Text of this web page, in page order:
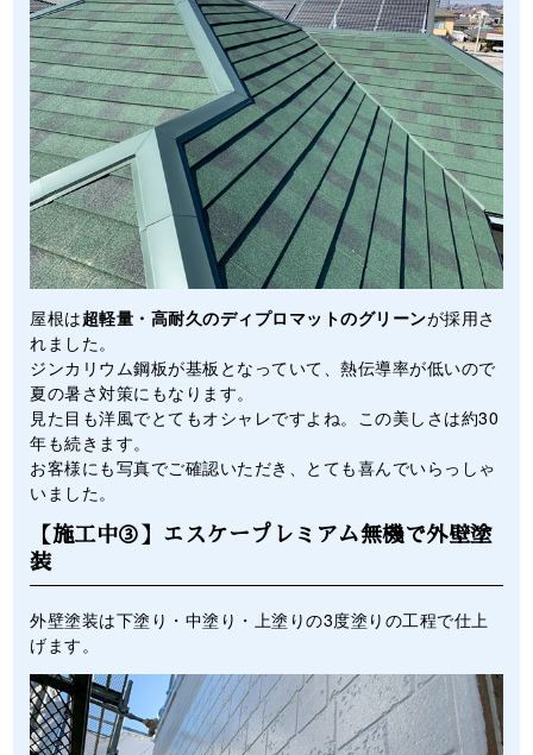
屋根は超軽量・高耐久のディプロマットのグリーンが採用さ
れました。
ジンカリウム鋼板が基板となっていて、熱伝導率が低いので
夏の暑さ対策にもなります。
見た目も洋風でとてもオシャレですよね。この美しさは約30
年も続きます。
お客様にも写真でご確認いただき、とても喜んでいらっしゃ
いました。
【施工中③】エスケープレミアム無機で外壁塗
装
外壁塗装は下塗り・中塗り・上塗りの3度塗りの工程で仕上
げます。